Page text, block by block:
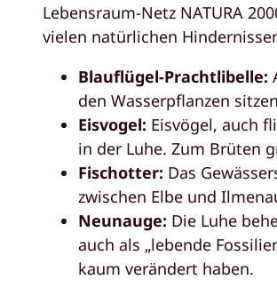
Lebensraum-Netz NATURA
vielen natürlichen
Blauflügel-Prachtlibelle:
den Wasserpflanzen
Eisvogel: Eisvögel, auch
in der Luhe. Zum Brüten
Fischotter: Das
zwischen Elbe und
Neunauge: Die Luhe
auch als „lebende
kaum verändert haben.